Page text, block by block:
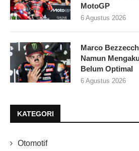
MotoGP
6 Agustus 2026
Marco
Namun
Belum Optimal
6 Agustus 2026
KATEGORI
Otomotif